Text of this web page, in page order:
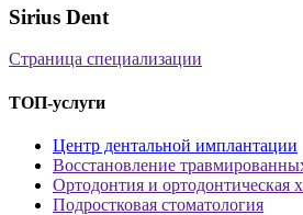
Sirius Dent
Страница специализации
ТОП-услуги
Центр дентальной имплантации
Восстановление
Ортодонтия и ортодонтическая
Подростковая стоматология